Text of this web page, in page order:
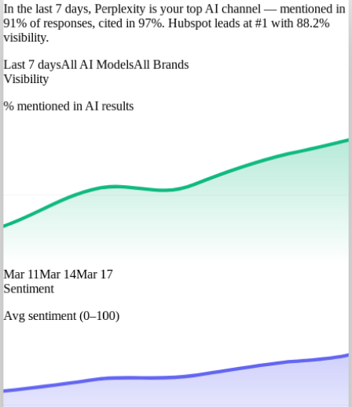
Inthe last 7 days, Perplexityis your top AI channel — mentioned in
91% of responses, cited in 97%. Hubspotleads at #1 with 88.2%
visibility.
Last 7 daysAll AI ModelsAll Brands
Visibility
% mentioned in AI results
Mar 11Mar 14Mar 17
Sentiment
Avg sentiment (0–100)